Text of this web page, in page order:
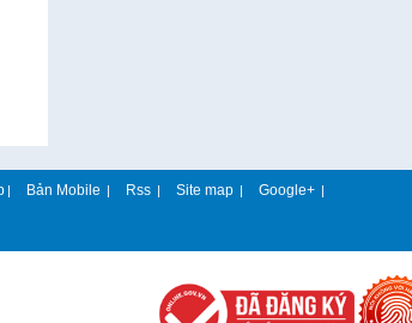
| Bản Mobile | Rss | Site map | Google+ |